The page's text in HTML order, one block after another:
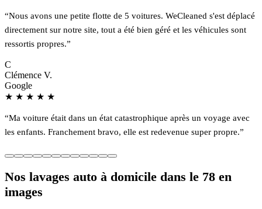
“Nous avons une petite flotte de 5 voitures. WeCleaned s'est déplacé
directement sur notre site, tout a été bien géré et les véhicules sont
ressortis propres.”
C
Clémence V.
Google
★ ★ ★ ★ ★
“Ma voiture était dans un état catastrophique après un voyage avec
les enfants. Franchement bravo, elle est redevenue super propre.”
Nos lavages auto à domicile dans le 78 en
images